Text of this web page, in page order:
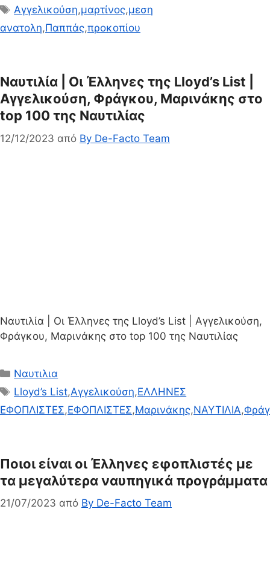
Ετικέτες
Αγγελικούση,μαρτίνος,μεση
ανατολη,Παππάς,προκοπίου
Ναυτιλία | Οι Έλληνες της Lloyd’s List |
Αγγελικούση, Φράγκου, Μαρινάκης στο
top 100 της Ναυτιλίας
12/12/2023 από By De-Facto Team
Ναυτιλία | Οι Έλληνες της Lloyd’s List | Αγγελικούση,
Φράγκου, Μαρινάκης στο top 100 της Ναυτιλίας
Κατηγορίες
Ναυτιλια
Ετικέτες
Lloyd’s List,Αγγελικούση,ΕΛΛΗΝΕΣ
ΕΦΟΠΛΙΣΤΕΣ,ΕΦΟΠΛΙΣΤΕΣ,Μαρινάκης,ΝΑΥΤΙΛΙΑ,
Ποιοι είναι οι Έλληνες εφοπλιστές με
τα μεγαλύτερα ναυπηγικά προγράμματα
21/07/2023 από By De-Facto Team